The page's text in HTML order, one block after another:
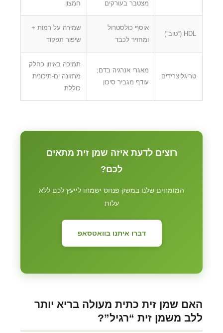
מצטבר בעורקים חמצון
HDL (“טוב”)
אוסף כולסטרול
ומחזיר לכבד
שמירה על רמות +
שיפור תפקוד
טריגליצרידים
מאגרי אנרגיה בדם;
עודף מגביר סיכון
תמיכה באיזון כחלק
מתזונה ים-תיכונית
כוללת
רוצים לדעת איזה שמן זית מתאים
לכם?
המומחים שלנו במשק פנחס ישמחו לייעץ לכם ללא
עלות
דברו איתנו בוואטסאפ
האם שמן זית כתית מעולה בריא יותר
ללב משמן זית “רגיל”?